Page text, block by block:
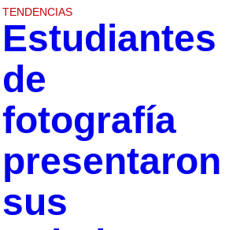
TENDENCIAS
Estudiantes
de
fotografía
presentaron
sus